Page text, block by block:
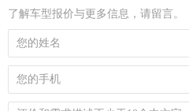
了解车型报价与更多信息，请留言。